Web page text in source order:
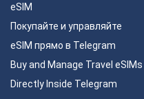
eSIM
Покупайте и управляйте
eSIM прямо в Telegram
Buy and Manage Travel eSIMs
Directly Inside Telegram